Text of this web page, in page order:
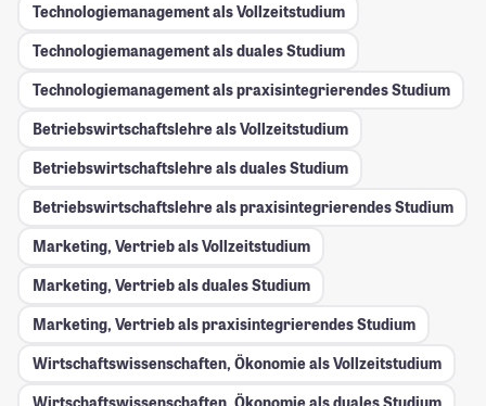
Technologiemanagement als Vollzeitstudium
Technologiemanagement als duales Studium
Technologiemanagement als praxisintegrierendes Studium
Betriebswirtschaftslehre als Vollzeitstudium
Betriebswirtschaftslehre als duales Studium
Betriebswirtschaftslehre als praxisintegrierendes Studium
Marketing, Vertrieb als Vollzeitstudium
Marketing, Vertrieb als duales Studium
Marketing, Vertrieb als praxisintegrierendes Studium
Wirtschaftswissenschaften, Ökonomie als Vollzeitstudium